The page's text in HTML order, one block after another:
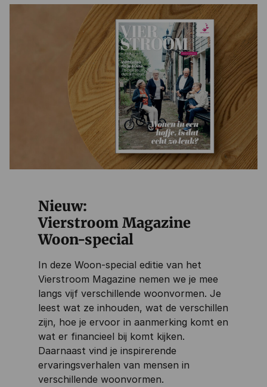
Nieuw:
Vierstroom Magazine
Woon-special
In deze Woon-special editie van het
Vierstroom Magazine nemen we je mee
langs vijf verschillende woonvormen. Je
leest wat ze inhouden, wat de verschillen
zijn, hoe je ervoor in aanmerking komt en
wat er financieel bij komt kijken.
Daarnaast vind je inspirerende
ervaringsverhalen van mensen in
verschillende woonvormen.